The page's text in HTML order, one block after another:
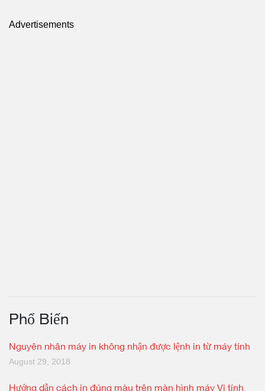
Advertisements
Phổ Biến
Nguyên nhân máy in không nhận được lệnh in từ máy tính
August 29, 2018
Hướng dẫn cách in đúng màu trên màn hình máy Vi tính